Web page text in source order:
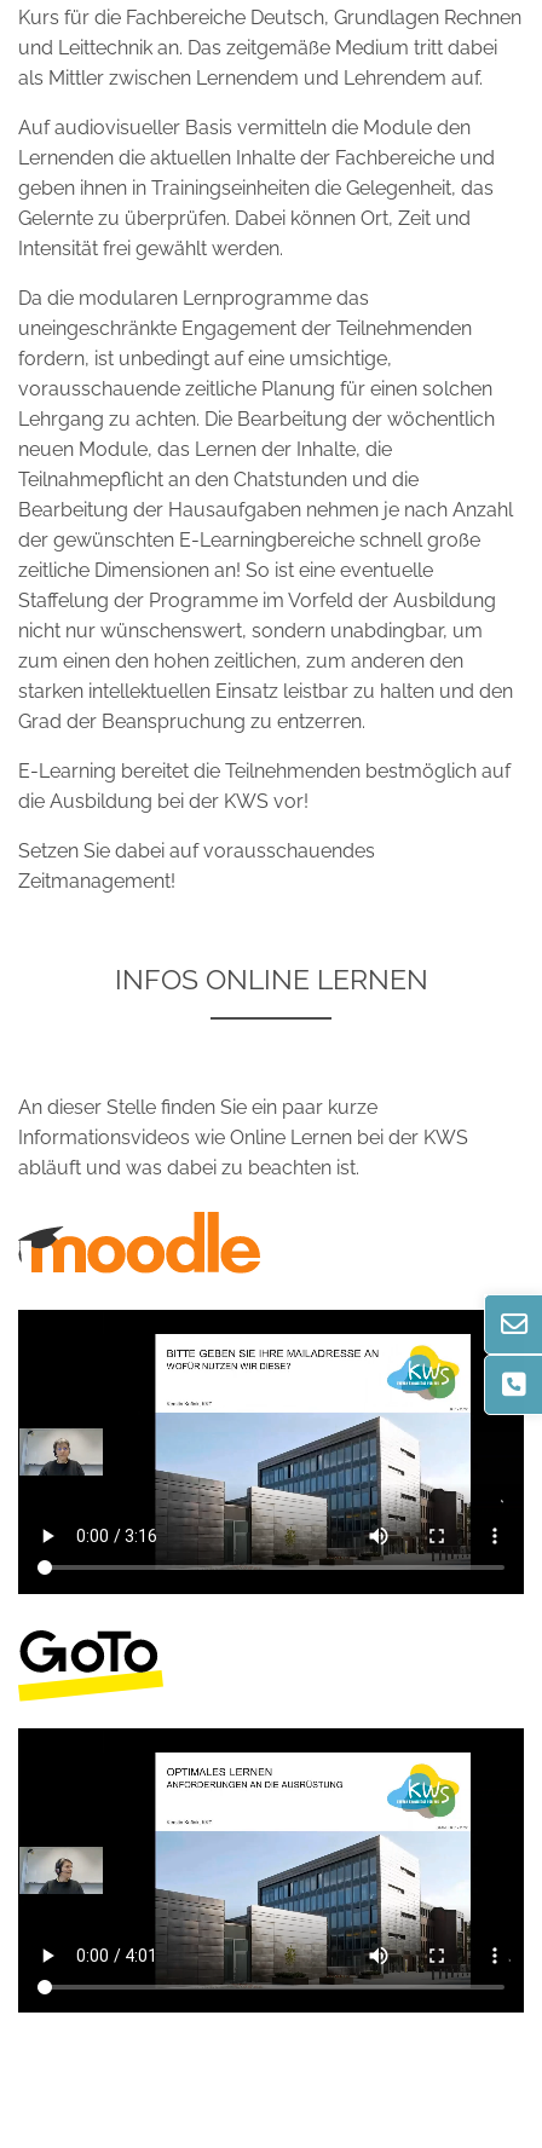
Kurs für die Fachbereiche Deutsch, Grundlagen Rechnen
und Leittechnik an. Das zeitgemäße Medium tritt dabei
als Mittler zwischen Lernendem und Lehrendem auf.
Auf audiovisueller Basis vermitteln die Module den
Lernenden die aktuellen Inhalte der Fachbereiche und
geben ihnen in Trainingseinheiten die Gelegenheit, das
Gelernte zu überprüfen. Dabei können Ort, Zeit und
Intensität frei gewählt werden.
Da die modularen Lernprogramme das
uneingeschränkte Engagement der Teilnehmenden
fordern, ist unbedingt auf eine umsichtige,
vorausschauende zeitliche Planung für einen solchen
Lehrgang zu achten. Die Bearbeitung der wöchentlich
neuen Module, das Lernen der Inhalte, die
Teilnahmepflicht an den Chatstunden und die
Bearbeitung der Hausaufgaben nehmen je nach Anzahl
der gewünschten E-Learningbereiche schnell große
zeitliche Dimensionen an! So ist eine eventuelle
Staffelung der Programme im Vorfeld der Ausbildung
nicht nur wünschenswert, sondern unabdingbar, um
zum einen den hohen zeitlichen, zum anderen den
starken intellektuellen Einsatz leistbar zu halten und den
Grad der Beanspruchung zu entzerren.
E-Learning bereitet die Teilnehmenden bestmöglich auf
die Ausbildung bei der KWS vor!
Setzen Sie dabei auf vorausschauendes
Zeitmanagement!
INFOS ONLINE LERNEN
An dieser Stelle finden Sie ein paar kurze
Informationsvideos wie Online Lernen bei der KWS
abläuft und was dabei zu beachten ist.